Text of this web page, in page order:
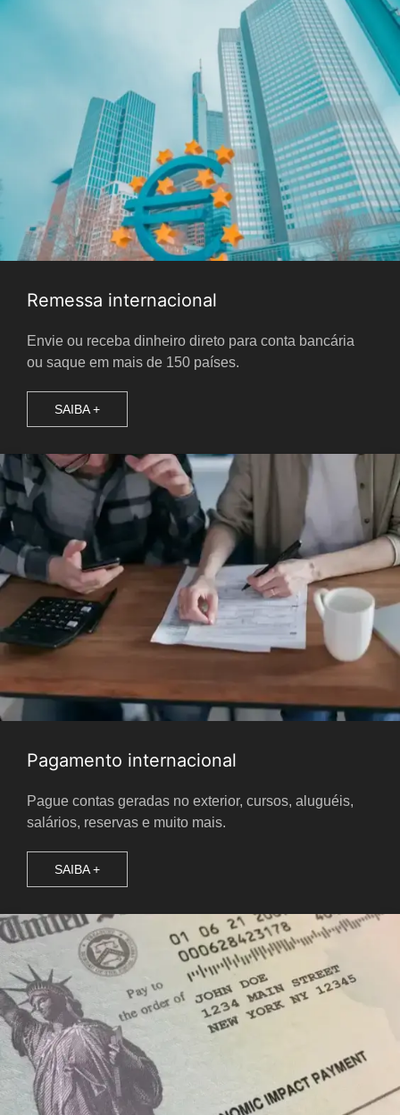
Remessa internacional
Envie ou receba dinheiro direto para conta bancária
ou saque em mais de 150 países.
SAIBA +
Pagamento internacional
Pague contas geradas no exterior, cursos, aluguéis,
salários, reservas e muito mais.
SAIBA +